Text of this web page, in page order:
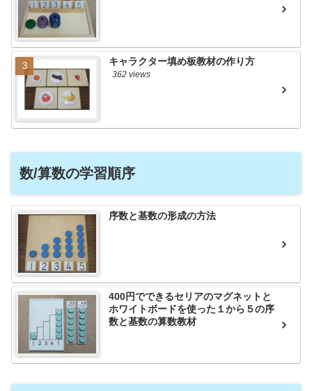
キャラクター填め板教材の作り方
362 views
数/算数の学習順序
序数と基数の形成の方法
400円でできるセリアのマグネットと
ホワイトボードを使った１から５の序
数と基数の算数教材